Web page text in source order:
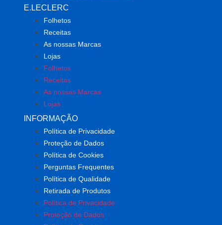
E.LECLERC
Folhetos
Receitas
As nossas Marcas
Lojas
Folhetos
Receitas
As nossas Marcas
Lojas
INFORMAÇÃO
Política de Privacidade
Proteção de Dados
Política de Cookies
Perguntas Frequentes
Política de Qualidade
Retirada de Produtos
Política de Privacidade
Proteção de Dados